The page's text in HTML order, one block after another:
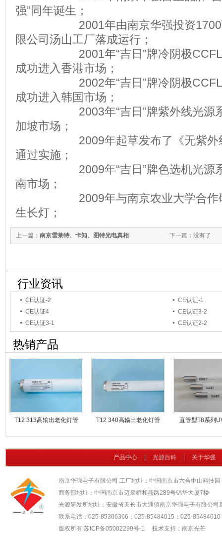
强”同年诞生；
2001年由南京华强投资1700万
限公司汤山工厂落成运行；
2001年“吉日”牌冷阴极CCFL紫
成功进入香港市场；
2002年“吉日”牌冷阴极CCFL紫
成功进入韩国市场；
2003年“吉日”牌紫外线光源系
加坡市场；
2009年起草发布了《无紫外线
通过实施；
2009年“吉日”牌色选机光源系
南市场；
2009年与南京农业大学合作研
生长灯；
上一篇： 南京雪莱特、卡知、图特光电真相 下一篇：没有了
行业资讯
CE认证-2
CE认证-1
CE认证4
CE认证3-2
CE认证3-1
CE认证2-2
热销产品
T12 313高输出老化灯管 T12 340高输出老化灯管 直管型T8系列
产品中心 | 光源百科 | 关于华强
南京华强电子有限公司 工厂地址：中国南京市六合中山科技园
商务部地址：中国南京市迈皋桥和燕路289号锦华大厦7楼
光源研发所地址：安徽省天长市大通镇南京华强电子有限公司
联系电话：025-85306366；025-85484015；025-
版权所有 苏ICP备05002299号-1 技术支持：南京光芒